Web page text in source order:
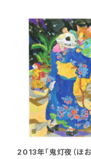
2013年「鬼灯夜（ほお